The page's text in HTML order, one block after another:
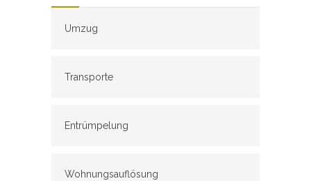
Umzug
Transporte
Entrümpelung
Wohnungsauflösung